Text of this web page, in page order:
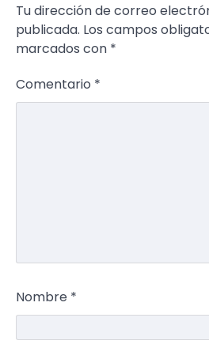
Tu dirección de correo
publicada. Los campos
marcados con *
Comentario *
Nombre *